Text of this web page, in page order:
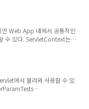
response) throws
html");
context a..
Web App 내에서 공통적인
수 있다. ServletContext는
라서 바로 사용하려면 String
는 서블릿이 로딩 되기 전,
게 하는 것이다. 따라서 이 속
로딩할 때 context-param을
에서 불러와 사용할 수 있